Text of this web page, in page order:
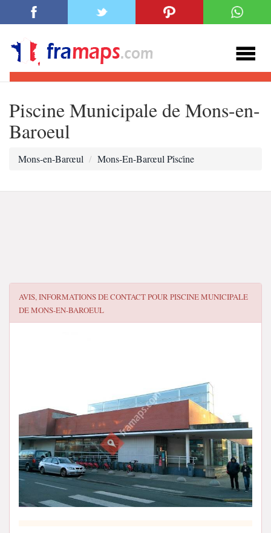
Piscine Municipale de Mons-en-
Baroeul
Mons-en-Barœul Mons-En-Barœul Pi̇sci̇ne
AVIS, INFORMATIONS DE CONTACT POURPISCINE MUNICIPALE
DE MONS-EN-BAROEUL